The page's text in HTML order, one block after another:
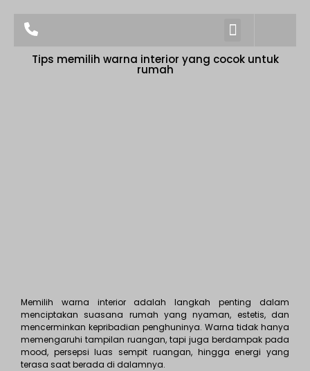
Tips memilih warna interior yang cocok untuk
rumah
Memilih warna interior adalah langkah penting dalam
menciptakan suasana rumah yang nyaman, estetis, dan
mencerminkan kepribadian penghuninya. Warna tidak hanya
memengaruhi tampilan ruangan, tapi juga berdampak pada
mood, persepsi luas sempit ruangan, hingga energi yang
terasa saat berada di dalamnya.